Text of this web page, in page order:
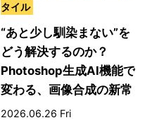
タイル
“あと少し馴染まない”を
どう解決するのか？
Photoshop生成AI機能で
変わる、画像合成の新常
識
2026.06.26 Fri